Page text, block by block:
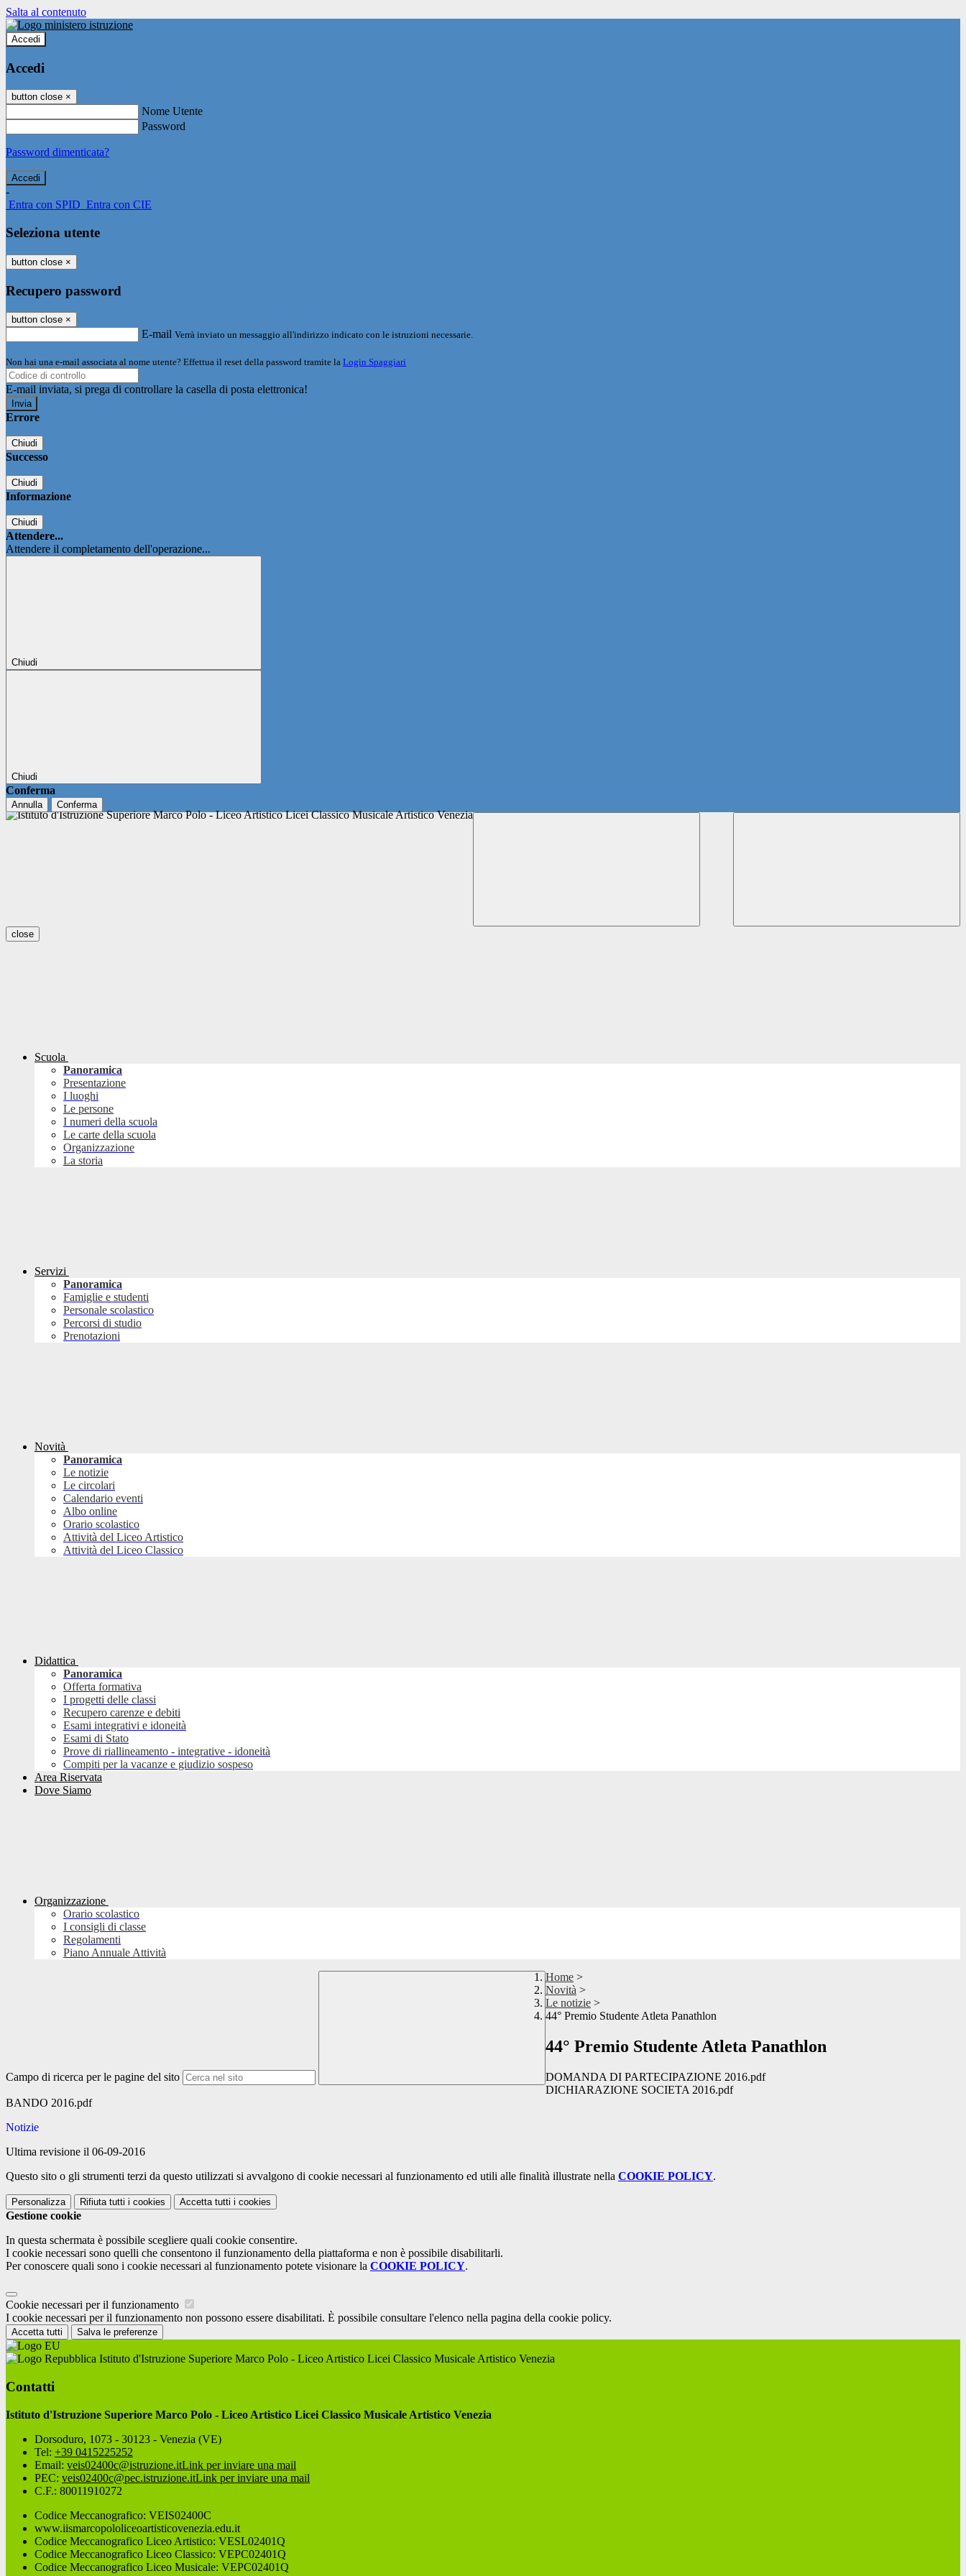
Salta al contenuto
Accedi
Accedi
button close ×
Nome Utente
Password
Password dimenticata?
-
Entra con SPID Entra con CIE
Seleziona utente
button close ×
Recupero password
button close ×
E-mail Verrà inviato un messaggio all'indirizzo indicato con le istruzioni necessarie.
Non hai una e-mail associata al nome utente? Effettua il reset della password tramite la Login Spaggiari
E-mail inviata, si prega di controllare la casella di posta elettronica!
Errore
Chiudi
Successo
Chiudi
Informazione
Chiudi
Attendere...
Attendere il completamento dell'operazione...
Chiudi
Chiudi
Conferma
Annulla Conferma
close
Scuola
Panoramica
Presentazione
I luoghi
Le persone
I numeri della scuola
Le carte della scuola
Organizzazione
La storia
Servizi
Panoramica
Famiglie e studenti
Personale scolastico
Percorsi di studio
Prenotazioni
Novità
Panoramica
Le notizie
Le circolari
Calendario eventi
Albo online
Orario scolastico
Attività del Liceo Artistico
Attività del Liceo Classico
Didattica
Panoramica
Offerta formativa
I progetti delle classi
Recupero carenze e debiti
Esami integrativi e idoneità
Esami di Stato
Prove di riallineamento - integrative - idoneità
Compiti per la vacanze e giudizio sospeso
Area Riservata
Dove Siamo
Organizzazione
Orario scolastico
I consigli di classe
Regolamenti
Piano Annuale Attività
Campo di ricerca per le pagine del sito
Home >
Novità >
Le notizie >
44° Premio Studente Atleta Panathlon
44° Premio Studente Atleta Panathlon
DOMANDA DI PARTECIPAZIONE 2016.pdf
DICHIARAZIONE SOCIETA 2016.pdf
BANDO 2016.pdf
Notizie
Ultima revisione il 06-09-2016
Questo sito o gli strumenti terzi da questo utilizzati si avvalgono di cookie necessari al funzionamento ed utili alle finalità illustrate nella COOKIE POLICY.
Personalizza Rifiuta tutti i cookies Accetta tutti i cookies
Gestione cookie
In questa schermata è possibile scegliere quali cookie consentire.
I cookie necessari sono quelli che consentono il funzionamento della piattaforma e non è possibile disabilitarli.
Per conoscere quali sono i cookie necessari al funzionamento potete visionare la COOKIE POLICY.
Cookie necessari per il funzionamento
I cookie necessari per il funzionamento non possono essere disabilitati. È possibile consultare l'elenco nella pagina della cookie policy.
Accetta tutti Salva le preferenze
Istituto d'Istruzione Superiore Marco Polo - Liceo Artistico Licei Classico Musicale Artistico Venezia
Contatti
Istituto d'Istruzione Superiore Marco Polo - Liceo Artistico Licei Classico Musicale Artistico Venezia
Dorsoduro, 1073 - 30123 - Venezia (VE)
Tel: +39 0415225252
Email: veis02400c@istruzione.itLink per inviare una mail
PEC: veis02400c@pec.istruzione.itLink per inviare una mail
C.F.: 80011910272
Codice Meccanografico: VEIS02400C
www.iismarcopololiceoartisticovenezia.edu.it
Codice Meccanografico Liceo Artistico: VESL02401Q
Codice Meccanografico Liceo Classico: VEPC02401Q
Codice Meccanografico Liceo Musicale: VEPC02401Q